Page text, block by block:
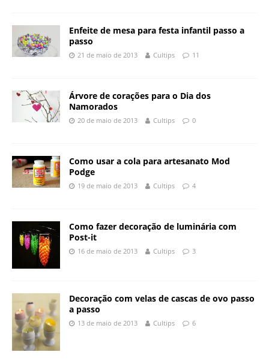
Enfeite de mesa para festa infantil passo a
passo
21 de maio de 2013 Cultips 11
Árvore de corações para o Dia dos
Namorados
20 de maio de 2013 Cultips 0
Como usar a cola para artesanato Mod
Podge
19 de maio de 2013 Cultips 4
Como fazer decoração de luminária com
Post-it
16 de maio de 2013 Cultips 3
Decoração com velas de cascas de ovo passo
a passo
13 de maio de 2013 Cultips 6